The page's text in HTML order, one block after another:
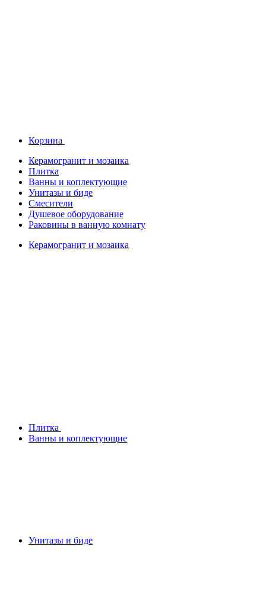
Корзина
Керамогранит и мозаика
Плитка
Ванны и коплектующие
Унитазы и биде
Смесители
Душевое оборудование
Раковины в ванную комнату
Керамогранит и мозаика
Плитка
Ванны и коплектующие
Унитазы и биде